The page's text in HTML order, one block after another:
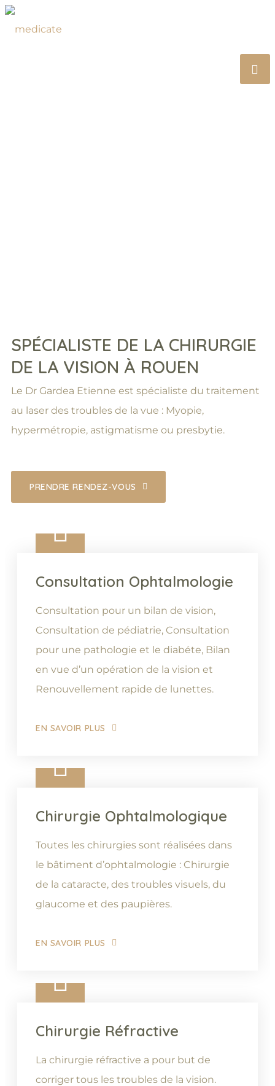
SPÉCIALISTE DE LA CHIRURGIE
DE LA VISION À ROUEN
Le Dr Gardea Etienne est spécialiste du traitement
au laser des troubles de la vue : Myopie,
hypermétropie, astigmatisme ou presbytie.
PRENDRE RENDEZ-VOUS
Consultation Ophtalmologie
Consultation pour un bilan de vision,
Consultation de pédiatrie, Consultation
pour une pathologie et le diabéte, Bilan
en vue d’un opération de la vision et
Renouvellement rapide de lunettes.
EN SAVOIR PLUS
Chirurgie Ophtalmologique
Toutes les chirurgies sont réalisées dans
le bâtiment d’ophtalmologie : Chirurgie
de la cataracte, des troubles visuels, du
glaucome et des paupières.
EN SAVOIR PLUS
Chirurgie Réfractive
La chirurgie réfractive a pour but de
corriger tous les troubles de la vision.